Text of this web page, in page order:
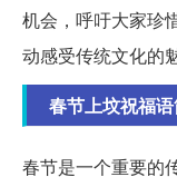
机会，呼吁大家珍
动感受传统文化的
春节上坟祝福
春节是一个重要的